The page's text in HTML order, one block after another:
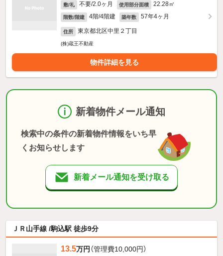
敷/礼 不要/2.0ヶ月 使用部分面積 22.28㎡
階数/階建 4階/4階建 築年数 57年4ヶ月
住所 東京都北区中里２丁目
(株)蔵王不動産
物件詳細を見る
新着物件メール通知
検索中の条件の新着物件情報をいち早
くお知らせします
新着メール通知を受け取る
ＪＲ山手線 /駒込駅 徒歩9分
13.5万円 （管理費10,000円）